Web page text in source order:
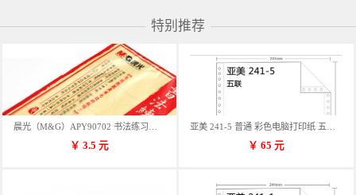
特别推荐
￥ 3.5元 ￥ 65元